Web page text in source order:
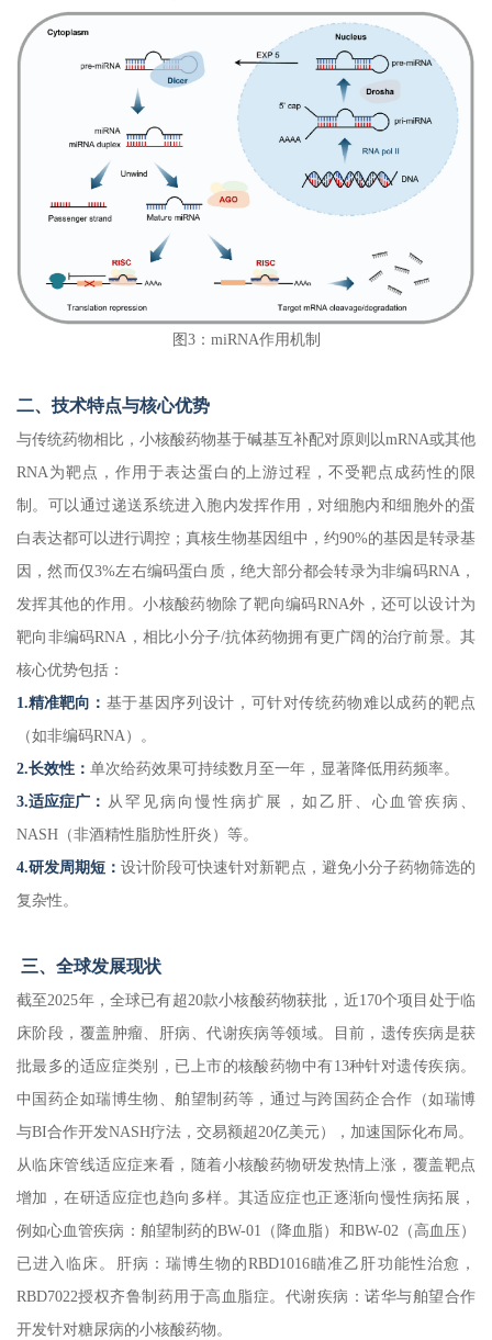
图3：miRNA作用机制
二、技术特点与核心优势
与传统药物相比，小核酸药物基于碱基互补配对原则以mRNA或其他
RNA为靶点，作用于表达蛋白的上游过程，不受靶点成药性的限
制。可以通过递送系统进入胞内发挥作用，对细胞内和细胞外的蛋
白表达都可以进行调控；真核生物基因组中，约90%的基因是转录基
因，然而仅3%左右编码蛋白质，绝大部分都会转录为非编码RNA，
发挥其他的作用。小核酸药物除了靶向编码RNA外，还可以设计为
靶向非编码RNA，相比小分子/抗体药物拥有更广阔的治疗前景。其
核心优势包括：
1.精准靶向： 基于基因序列设计，可针对传统药物难以成药的靶点
（如非编码RNA）。
2.长效性： 单次给药效果可持续数月至一年，显著降低用药频率。
3.适应症广： 从罕见病向慢性病扩展，如乙肝、心血管疾病、
NASH（非酒精性脂肪性肝炎）等。
4.研发周期短： 设计阶段可快速针对新靶点，避免小分子药物筛选的
复杂性。
三、全球发展现状
截至2025年，全球已有超20款小核酸药物获批，近170个项目处于临
床阶段，覆盖肿瘤、肝病、代谢疾病等领域。目前，遗传疾病是获
批最多的适应症类别，已上市的核酸药物中有13种针对遗传疾病。
中国药企如瑞博生物、舶望制药等，通过与跨国药企合作（如瑞博
与BI合作开发NASH疗法，交易额超20亿美元），加速国际化布局。
从临床管线适应症来看，随着小核酸药物研发热情上涨，覆盖靶点
增加，在研适应症也趋向多样。其适应症也正逐渐向慢性病拓展，
例如心血管疾病：舶望制药的BW-01（降血脂）和BW-02（高血压）
已进入临床。肝病：瑞博生物的RBD1016瞄准乙肝功能性治愈，
RBD7022授权齐鲁制药用于高血脂症。代谢疾病：诺华与舶望合作
开发针对糖尿病的小核酸药物。